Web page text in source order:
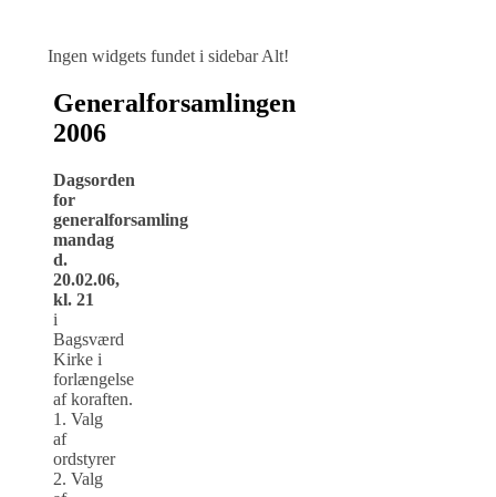
Ingen widgets fundet i sidebar Alt!
Generalforsamlingen
2006
Dagsorden
for
generalforsamling
mandag
d.
20.02.06,
kl. 21
i
Bagsværd
Kirke i
forlængelse
af koraften.
1. Valg
af
ordstyrer
2. Valg